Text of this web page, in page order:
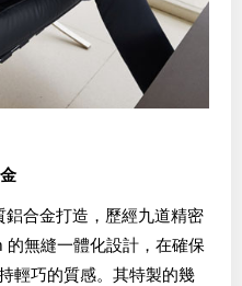
鋁合金打造，歷經九道精密
的無縫一體化設計，在確保
輕巧的質感。其特製的幾